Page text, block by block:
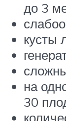
до 3
кусты
на
30